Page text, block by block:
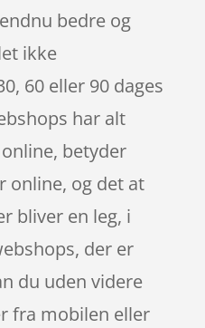
bedre og
ikke
60 eller 90 dages
har alt
betyder
online, og det at
bliver en leg, i
der er
du uden videre
fra mobilen eller